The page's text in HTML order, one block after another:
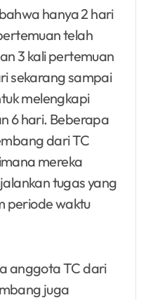
hanya 2 hari
telah
3 kali pertemuan
sekarang sampai
melengkapi
6 hari. Beberapa
dari TC
mereka
tugas yang
periode waktu
anggota TC dari
juga